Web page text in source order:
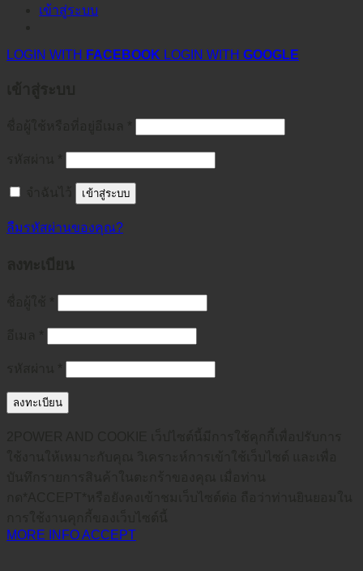
เข้าสู่ระบบ
LOGIN WITH FACEBOOK LOGIN WITH GOOGLE
เข้าสู่ระบบ
ลืมรหัสผ่านของคุณ?
ลงทะเบียน
MORE INFOACCEPT